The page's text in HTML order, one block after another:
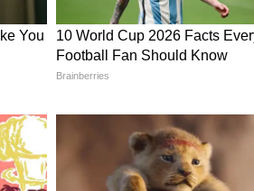
वे गद्दार हैं
ने भी इस मुद्दे पर कड़ा बयान दिया।
फिर विधायकों को निशाना बनाया
छुरा घोंपा गया है। उन्होंने कहा कि
AAP के जनाधार को तोड़ने की कोशिश